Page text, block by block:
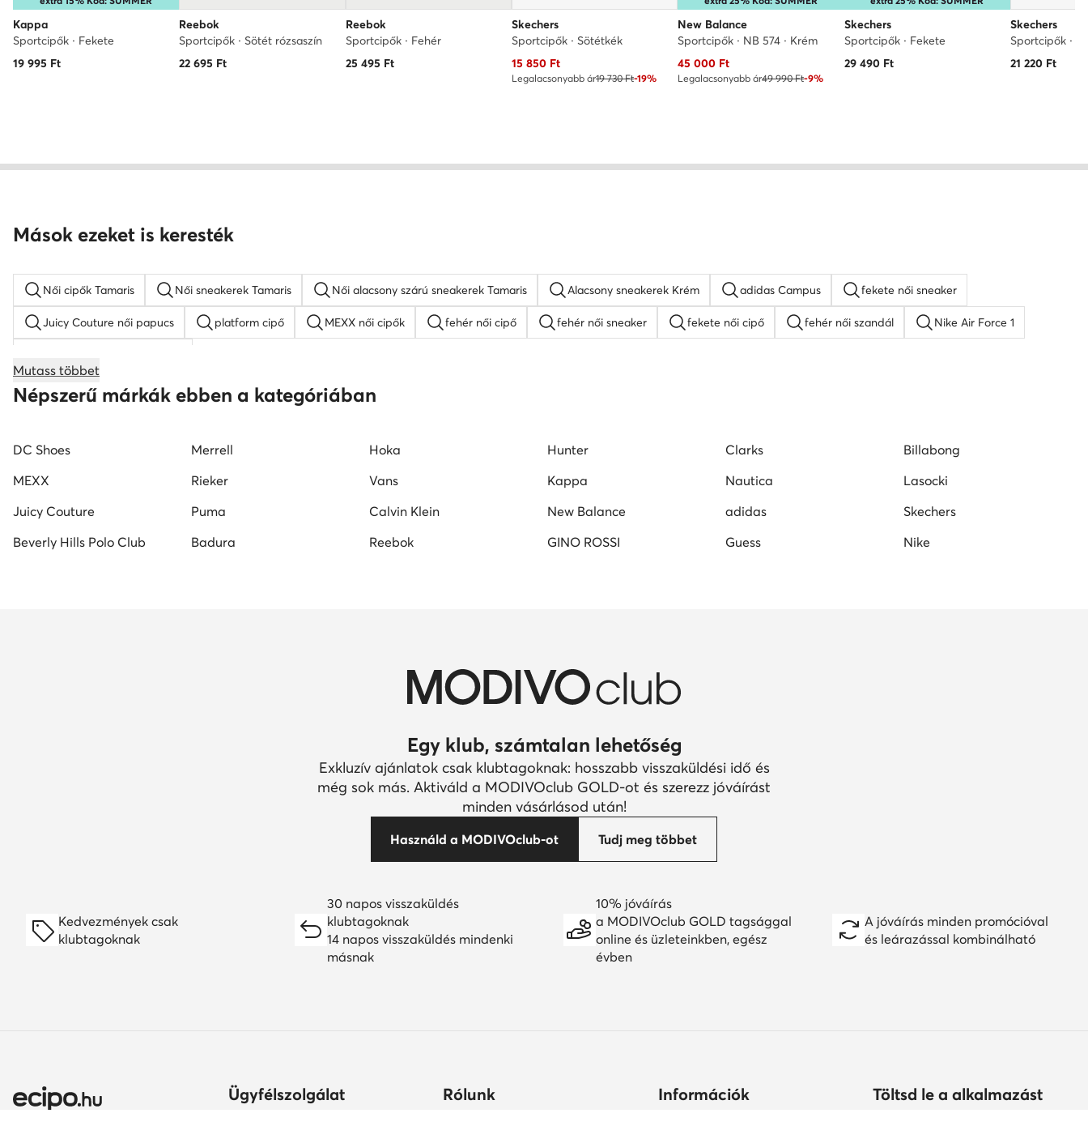
Kappa
Sportcipők · Fekete
19 995 Ft
Reebok
Sportcipők · Sötét rózsaszín
22 695 Ft
Reebok
Sportcipők · Fehér
25 495 Ft
Skechers
Sportcipők · Sötétkék
Aktuális ár
15 850Ft
Legalacsonyabb ár19 730 Ft-19%
New Balance
Sportcipők · NB 574 · Krém
Aktuális ár
45 000 Ft
Legalacsonyabb ár49 990 Ft-9%
Skechers
Sportcipők · Fekete
29 490Ft
Skechers
Sportcipők ·
21 220Ft
Mások ezeket is keresték
Női cipők Tamaris Női sneakerek Tamaris Női alacsony szárú sneakerek Tamaris Alacsony sneakerek Krém adidas Campus fekete női sneaker
Juicy Couture női papucs platform cipő MEXX női cipők fehér női cipő fehér női sneaker fekete női cipő fehér női szandál Nike Air Force 1
női éksarkú szandálok női magasszárú tornacipők
Mutass többet
Népszerű márkák ebben a kategóriában
DC Shoes Merrell Hoka Hunter Clarks
Billabong
MEXX
Rieker Vans Kappa Nautica
Lasocki
Juicy Couture
Puma Calvin Klein New Balance adidas
Skechers
Beverly Hills Polo Club
Badura Reebok GINO ROSSI Guess Nike
Egy klub, számtalan lehetőség
Exkluzív ajánlatok csak klubtagoknak: hosszabb visszaküldési idő és
még sok más. Aktiváld a MODIVOclub GOLD-ot és szerezz jóváírást
minden vásárlásod után!
Használd a MODIVOclub-ot Tudj meg többet
Kedvezmények csak
klubtagoknak
30 napos visszaküldés
klubtagoknak
14 napos visszaküldés mindenki
másnak
10% jóváírás
a MODIVOclub GOLD tagsággal
online és üzleteinkben, egész
évben
A jóváírás minden promócióval
és leárazással kombinálható
Ügyfélszolgálat Rólunk Információk Töltsd le a alkalmazást